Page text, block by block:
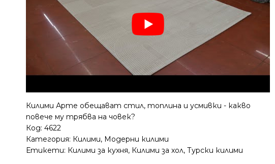
Килими Арте обещават стил, топлина и усмивки - какво
повече му трябва на човек?
Код:4622
Категория: Килими, Модерни килими
Етикети: Килими за кухня, Килими за хол,Турски килими